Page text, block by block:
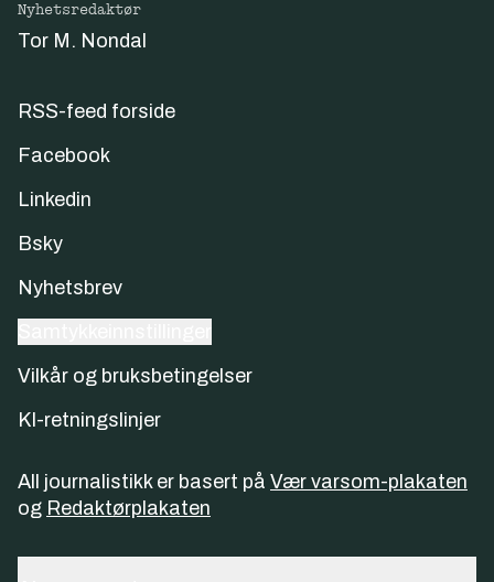
Nyhetsredaktør
Tor M. Nondal
RSS-feed forside
Facebook
Linkedin
Bsky
Nyhetsbrev
Vilkår og bruksbetingelser
KI-retningslinjer
All journalistikk er basert på Vær varsom-plakaten
og Redaktørplakaten